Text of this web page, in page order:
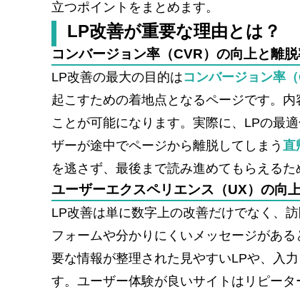
立つポイントをまとめます。
LP改善が重要な理由とは？
コンバージョン率（CVR）の向上と離
LP改善の最大の目的はコンバージョン率
起こすための着地点となるページです。
ことが可能になります。実際に、LPの最
ザーが途中でページから離脱してしまう 直
を逃さず、最後まで読み進めてもらえる
ユーザーエクスペリエンス（UX）の向
LP改善は単に数字上の改善だけでなく、
フォームや分かりにくいメッセージがあ
要な情報が整理された見やすいLPや、入
す。ユーザー体験が良いサイトはリピー